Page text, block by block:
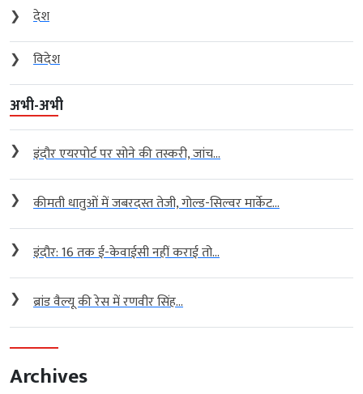
❯
देश
❯
विदेश
अभी-अभी
❯ इंदौर एयरपोर्ट पर सोने की तस्करी, जांच...
❯ कीमती धातुओं में जबरदस्त तेजी, गोल्ड-सिल्वर मार्केट...
❯ इंदौर: 16 तक ई-केवाईसी नहीं कराई तो...
❯ ब्रांड वैल्यू की रेस में रणवीर सिंह...
Archives